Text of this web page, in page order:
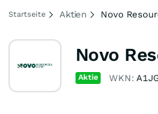
Startseite Aktien Novo
Novo
Aktie WKN: